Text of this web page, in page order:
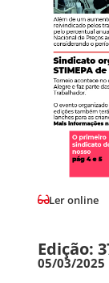
Ler online
Edição:
05/03/2025